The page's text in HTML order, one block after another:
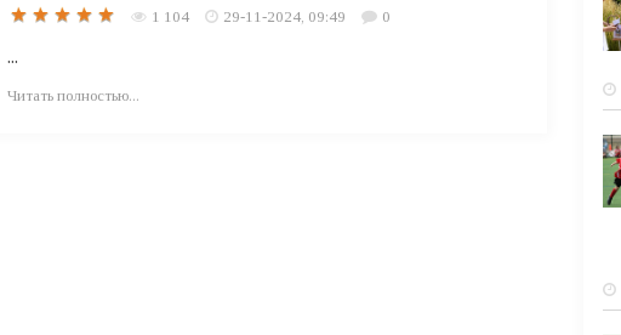
1 104 29-11-2024, 09:49 0
...
Читать полностью...